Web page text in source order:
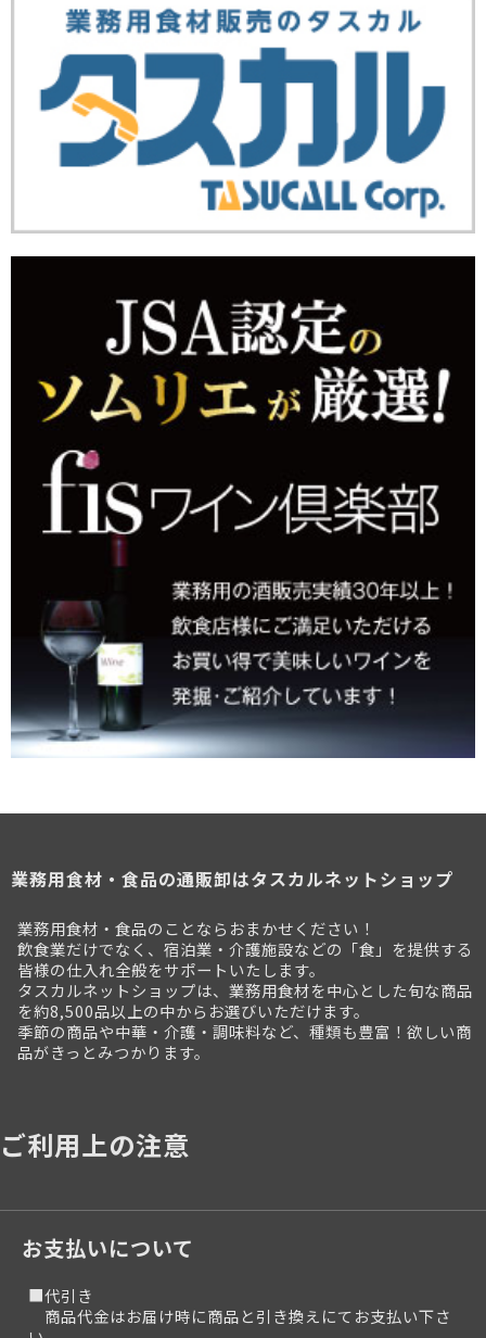
業務用食材・食品の通販卸はタスカルネットショップ
業務用食材・食品のことならおまかせください！
飲食業だけでなく、宿泊業・介護施設などの「食」を提供する
皆様の仕入れ全般をサポートいたします。
タスカルネットショップは、業務用食材を中心とした旬な商品
を約8,500品以上の中からお選びいただけます。
季節の商品や中華・介護・調味料など、種類も豊富！欲しい商
品がきっとみつかります。
ご利用上の注意
お支払いについて
■代引き
商品代金はお届け時に商品と引き換えにてお支払い下さ